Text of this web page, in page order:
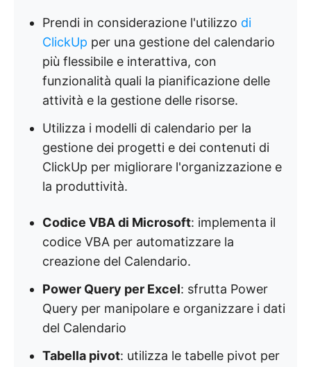
Prendi in considerazione l'utilizzo di
ClickUp per una gestione del calendario
più flessibile e interattiva, con
funzionalità quali la pianificazione delle
attività e la gestione delle risorse.
Utilizza i modelli di calendario per la
gestione dei progetti e dei contenuti di
ClickUp per migliorare l'organizzazione e
la produttività.
Codice VBA di Microsoft: implementa il
codice VBA per automatizzare la
creazione del Calendario.
Power Query per Excel: sfrutta Power
Query per manipolare e organizzare i dati
del Calendario
Tabella pivot: utilizza le tabelle pivot per